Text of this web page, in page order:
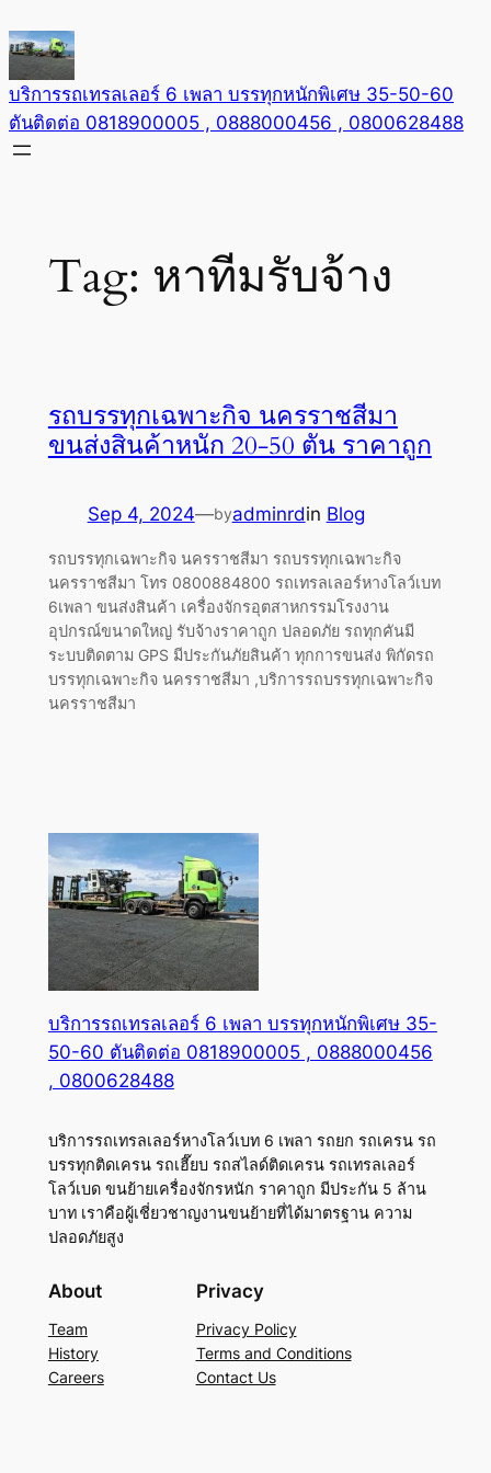
to
content
บริการรถเทรลเลอร์ 6 เพลา บรรทุกหนักพิเศษ 35-50-60
ตันติดต่อ 0818900005 , 0888000456 , 0800628488
Tag: หาทีมรับจ้าง
รถบรรทุกเฉพาะกิจ นครราชสีมา
ขนส่งสินค้าหนัก 20-50 ตัน ราคาถูก
Sep 4, 2024—byadminrdin Blog
รถบรรทุกเฉพาะกิจ นครราชสีมา รถบรรทุกเฉพาะกิจ
นครราชสีมา โทร 0800884800 รถเทรลเลอร์หางโลว์เบท
6เพลา ขนส่งสินค้า เครื่องจักรอุตสาหกรรมโรงงาน
อุปกรณ์ขนาดใหญ่ รับจ้างราคาถูก ปลอดภัย รถทุกคันมี
ระบบติดตาม GPS มีประกันภัยสินค้า ทุกการขนส่ง พิกัดรถ
บรรทุกเฉพาะกิจ นครราชสีมา ,บริการรถบรรทุกเฉพาะกิจ
นครราชสีมา
บริการรถเทรลเลอร์ 6 เพลา บรรทุกหนักพิเศษ 35-
50-60 ตันติดต่อ 0818900005 , 0888000456
, 0800628488
บริการรถเทรลเลอร์หางโลว์เบท 6 เพลา รถยก รถเครน รถ
บรรทุกติดเครน รถเฮี๊ยบ รถสไลด์ติดเครน รถเทรลเลอร์
โลว์เบด ขนย้ายเครื่องจักรหนัก ราคาถูก มีประกัน 5 ล้าน
บาท เราคือผู้เชี่ยวชาญงานขนย้ายที่ได้มาตรฐาน ความ
ปลอดภัยสูง
About
Team
History
Careers
Privacy
Privacy Policy
Terms and Conditions
Contact Us